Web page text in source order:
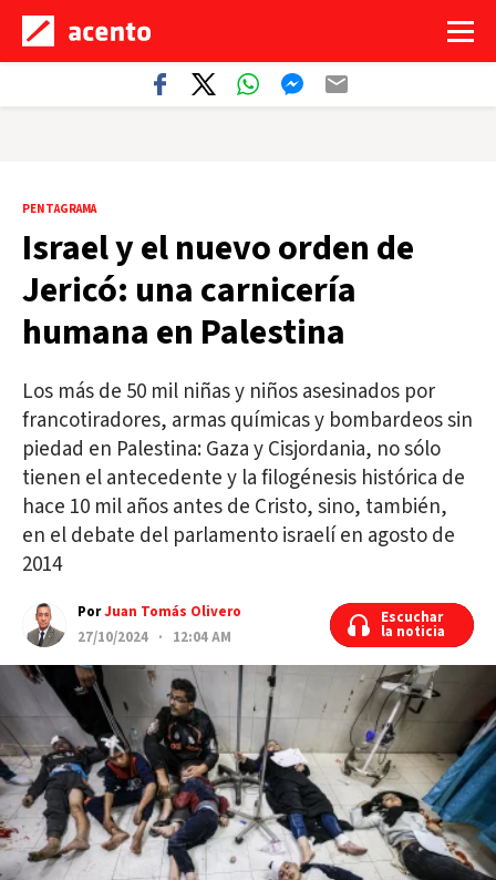
PENTAGRAMA
Israel y el nuevo orden de
Jericó: una carnicería
humana en Palestina
Los más de 50 mil niñas y niños asesinados por
francotiradores, armas químicas y bombardeos sin
piedad en Palestina: Gaza y Cisjordania, no sólo
tienen el antecedente y la filogénesis histórica de
hace 10 mil años antes de Cristo, sino, también,
en el debate del parlamento israelí en agosto de
2014
PorJuan Tomás Olivero
27/10/2024 · 12:04 AM
Escuchar
la noticia
Escuchar
la noticia